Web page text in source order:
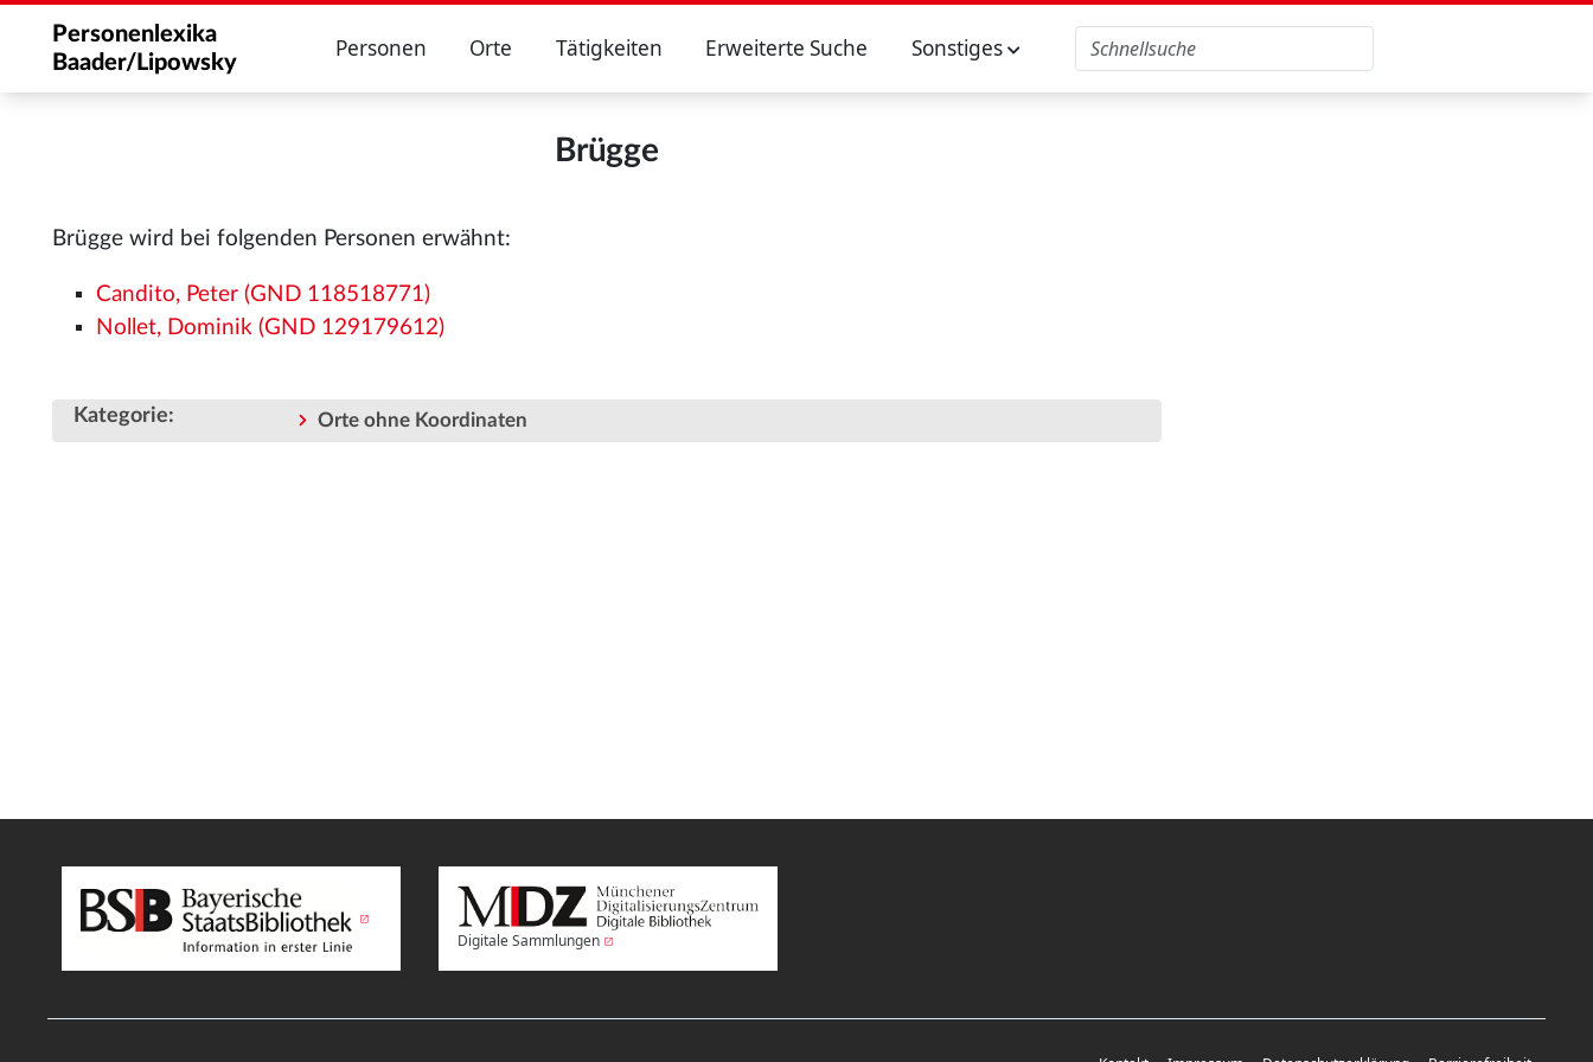
Personenlexika
Baader/Lipowsky
Personen Orte Tätigkeiten Erweiterte Suche Sonstiges
Brügge
Brügge wird bei folgenden Personen erwähnt:
Candito, Peter (GND 118518771)
Nollet, Dominik (GND 129179612)
Kategorie: Orte ohne Koordinaten
Digitale Sammlungen